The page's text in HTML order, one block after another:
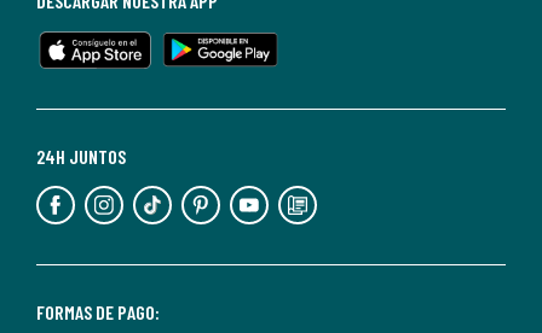
en
cualquier
Para
información,
puedes
nuestra
FORMAS DE PAGO:
24H JUNTOS